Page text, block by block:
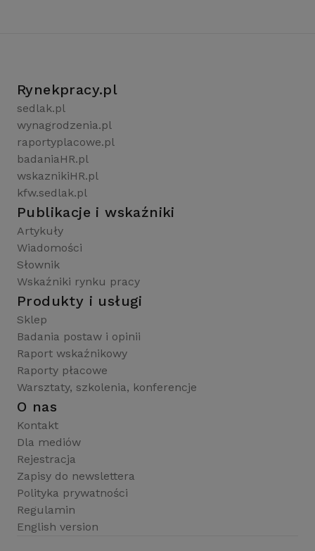
Rynekpracy.pl
sedlak.pl
wynagrodzenia.pl
raportyplacowe.pl
badaniaHR.pl
wskaznikiHR.pl
kfw.sedlak.pl
Publikacje i wskaźniki
Artykuły
Wiadomości
Słownik
Wskaźniki rynku pracy
Produkty i usługi
Sklep
Badania postaw i opinii
Raport wskaźnikowy
Raporty płacowe
Warsztaty, szkolenia, konferencje
O nas
Kontakt
Dla mediów
Rejestracja
Zapisy do newslettera
Polityka prywatności
Regulamin
English version